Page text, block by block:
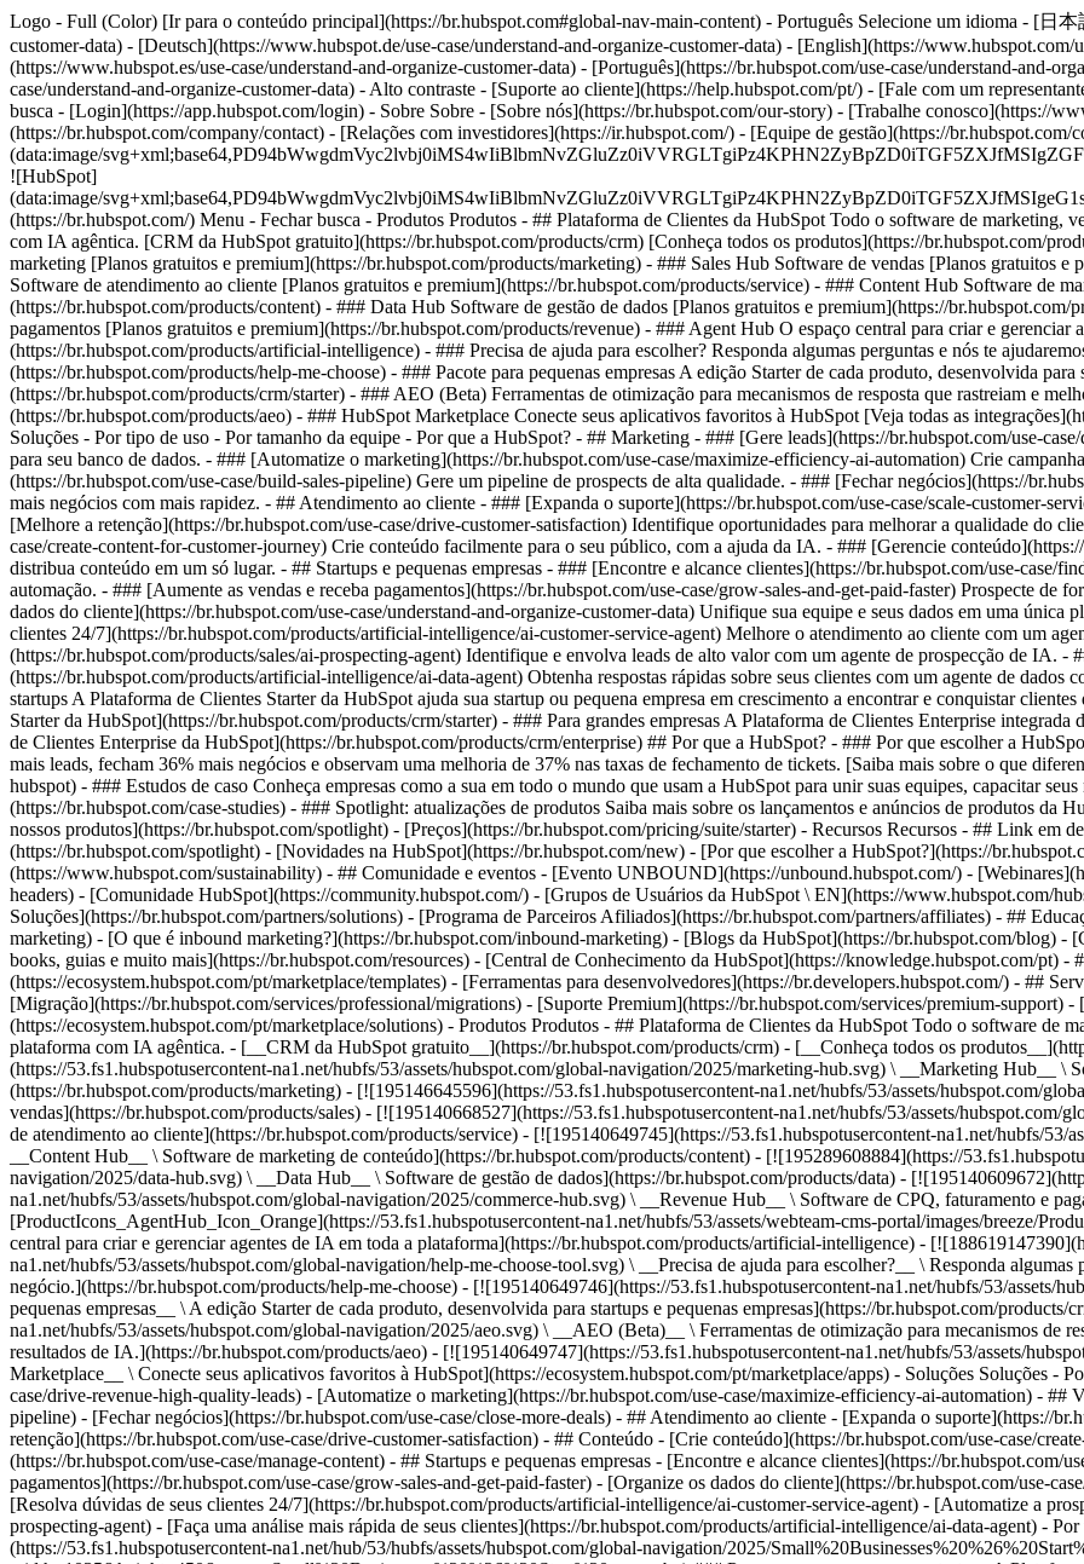
Logo - Full (Color) [Ir para o conteúdo principal](https://br.hubspot.com#global-nav-main-content) - Português Selecione um idioma - [日
customer-data) - [Deutsch](https://www.hubspot.de/use-case/understand-and-organize-customer-data) - [English](https://www.hubspot.com/
(https://www.hubspot.es/use-case/understand-and-organize-customer-data) - [Português](https://br.hubspot.com/use-case/understand-and-
case/understand-and-organize-customer-data) - Alto contraste - [Suporte ao cliente](https://help.hubspot.com/pt/) - [Fale com um
busca - [Login](https://app.hubspot.com/login) - Sobre Sobre - [Sobre nós](https://br.hubspot.com/our-story) - [Trabalhe conosco](https://
(https://br.hubspot.com/company/contact) - [Relações com investidores](https://ir.hubspot.com/) - [Equipe de gestão](https://
(data:image/
![HubSpot]
(data:image/
(https://br.hubspot.com/) Menu - Fechar busca - Produtos Produtos - ## Plataforma de Clientes da HubSpot Todo o software de marketing,
com IA agêntica. [CRM da HubSpot gratuito](https://br.hubspot.com/products/crm) [Conheça todos os produtos](https://br.hubspot.com/
marketing [Planos gratuitos e premium](https://br.hubspot.com/products/marketing) - ### Sales Hub Software de vendas [Planos gratuitos
Software de atendimento ao cliente [Planos gratuitos e premium](https://br.hubspot.com/products/service) - ### Content Hub Software de
(https://br.hubspot.com/products/content) - ### Data Hub Software de gestão de dados [Planos gratuitos e premium](https://
pagamentos [Planos gratuitos e premium](https://br.hubspot.com/products/revenue) - ### Agent Hub O espaço central para criar e gerenciar
(https://br.hubspot.com/products/artificial-intelligence) - ### Precisa de ajuda para escolher? Responda algumas perguntas e nós te
(https://br.hubspot.com/products/help-me-choose) - ### Pacote para pequenas empresas A edição Starter de cada produto, desenvolvida para
(https://br.hubspot.com/products/crm/starter) - ### AEO (Beta) Ferramentas de otimização para mecanismos de resposta que rastreiam e
(https://br.hubspot.com/products/aeo) - ### HubSpot Marketplace Conecte seus aplicativos favoritos à HubSpot [Veja todas as
Soluções - Por tipo de uso - Por tamanho da equipe - Por que a HubSpot? - ## Marketing - ### [Gere leads](https://br.hubspot.com/use-
para seu banco de dados. - ### [Automatize o marketing](https://br.hubspot.com/use-case/maximize-efficiency-ai-automation) Crie
(https://br.hubspot.com/use-case/build-sales-pipeline) Gere um pipeline de prospects de alta qualidade. - ### [Fechar negócios](https://
mais negócios com mais rapidez. - ## Atendimento ao cliente - ### [Expanda o suporte](https://br.hubspot.com/use-case/scale-customer-
[Melhore a retenção](https://br.hubspot.com/use-case/drive-customer-satisfaction) Identifique oportunidades para melhorar a qualidade do
case/create-content-for-customer-journey) Crie conteúdo facilmente para o seu público, com a ajuda da IA. - ### [Gerencie
distribua conteúdo em um só lugar. - ## Startups e pequenas empresas - ### [Encontre e alcance clientes](https://br.hubspot.com/use-case/
automação. - ### [Aumente as vendas e receba pagamentos](https://br.hubspot.com/use-case/grow-sales-and-get-paid-faster) Prospecte de
dados do cliente](https://br.hubspot.com/use-case/understand-and-organize-customer-data) Unifique sua equipe e seus dados em uma
clientes 24/7](https://br.hubspot.com/products/artificial-intelligence/ai-customer-service-agent) Melhore o atendimento ao cliente com um
(https://br.hubspot.com/products/sales/ai-prospecting-agent) Identifique e envolva leads de alto valor com um agente de prospecção de IA. -
(https://br.hubspot.com/products/artificial-intelligence/ai-data-agent) Obtenha respostas rápidas sobre seus clientes com um agente de dados
startups A Plataforma de Clientes Starter da HubSpot ajuda sua startup ou pequena empresa em crescimento a encontrar e conquistar
Starter da HubSpot](https://br.hubspot.com/products/crm/starter) - ### Para grandes empresas A Plataforma de Clientes Enterprise
de Clientes Enterprise da HubSpot](https://br.hubspot.com/products/crm/enterprise) ## Por que a HubSpot? - ### Por que escolher a
mais leads, fecham 36% mais negócios e observam uma melhoria de 37% nas taxas de fechamento de tickets. [Saiba mais sobre o que
hubspot) - ### Estudos de caso Conheça empresas como a sua em todo o mundo que usam a HubSpot para unir suas equipes, capacitar
(https://br.hubspot.com/case-studies) - ### Spotlight: atualizações de produtos Saiba mais sobre os lançamentos e anúncios de produtos da
nossos produtos](https://br.hubspot.com/spotlight) - [Preços](https://br.hubspot.com/pricing/suite/starter) - Recursos Recursos - ## Link em
(https://br.hubspot.com/spotlight) - [Novidades na HubSpot](https://br.hubspot.com/new) - [Por que escolher a HubSpot?](https://
(https://www.hubspot.com/sustainability) - ## Comunidade e eventos - [Evento UNBOUND](https://unbound.hubspot.com/) -
headers) - [Comunidade HubSpot](https://community.hubspot.com/) - [Grupos de Usuários da HubSpot \ EN](https://www.hubspot.com/
Soluções](https://br.hubspot.com/partners/solutions) - [Programa de Parceiros Afiliados](https://br.hubspot.com/partners/affiliates) - ##
marketing) - [O que é inbound marketing?](https://br.hubspot.com/inbound-marketing) - [Blogs da HubSpot](https://br.hubspot.com/blog) -
books, guias e muito mais](https://br.hubspot.com/resources) - [Central de Conhecimento da HubSpot](https://knowledge.hubspot.com/pt) -
(https://ecosystem.hubspot.com/pt/marketplace/templates) - [Ferramentas para desenvolvedores](https://br.developers.hubspot.com/) - ##
[Migração](https://br.hubspot.com/services/professional/migrations) - [Suporte Premium](https://br.hubspot.com/services/premium-support) -
(https://ecosystem.hubspot.com/pt/marketplace/solutions) - Produtos Produtos - ## Plataforma de Clientes da HubSpot Todo o software de marketing, vendas e atendimento ao cliente da HubSpot em uma única plataforma com IA agêntica. - [__CRM da HubSpot gratuito__](https://br.hubspot.com/products/crm) - [__Conheça todos os produtos__](https://br.hubspot.com/products/get-started) - [![195140668528](https://53.fs1.hubspotusercontent-na1.net/hubfs/53/assets/hubspot.com/global-navigation/2025/marketing-hub.svg) \ __Marketing Hub__ \ Software de automação de marketing](https://br.hubspot.com/products/marketing) - [![195146645596](https://53.fs1.hubspotusercontent-na1.net/hubfs/53/assets/hubspot.com/global-navigation/2025/sales-hub.svg) \ __Sales Hub__ \ Software de vendas](https://br.hubspot.com/products/sales) - [![195140668527](https://53.fs1.hubspotusercontent-na1.net/hubfs/53/assets/hubspot.com/global-navigation/2025/service-hub.svg) \ __Service Hub__ \ Software de atendimento ao cliente](https://br.hubspot.com/products/service) - [![195140649745](https://53.fs1.hubspotusercontent-na1.net/hubfs/53/assets/hubspot.com/global-navigation/2025/content-hub.svg) \ __Content Hub__ \ Software de marketing de conteúdo](https://br.hubspot.com/products/content) - [![195289608884](https://53.fs1.hubspotusercontent-na1.net/hubfs/53/assets/hubspot.com/global-navigation/2025/data-hub.svg) \ __Data Hub__ \ Software de gestão de dados](https://br.hubspot.com/products/data) - [![195140609672](https://53.fs1.hubspotusercontent-na1.net/hubfs/53/assets/hubspot.com/global-navigation/2025/commerce-hub.svg) \ __Revenue Hub__ \ Software de CPQ, faturamento e pagamentos](https://br.hubspot.com/products/revenue) - [![ProductIcons_AgentHub_Icon_Orange](https://53.fs1.hubspotusercontent-na1.net/hubfs/53/assets/webteam-cms-portal/images/breeze/ProductIcons_AgentHub_Icon_Orange.svg) \ __Agent Hub__ \ O espaço central para criar e gerenciar agentes de IA em toda a plataforma](https://br.hubspot.com/products/artificial-intelligence) - [![188619147390](https://53.fs1.hubspotusercontent-na1.net/hubfs/53/assets/hubspot.com/global-navigation/help-me-choose-tool.svg) \ __Precisa de ajuda para escolher?__ \ Responda algumas perguntas e nós te ajudaremos a achar os produtos ideais para o seu negócio.](https://br.hubspot.com/products/help-me-choose) - [![195140649746](https://53.fs1.hubspotusercontent-na1.net/hubfs/53/assets/hubspot.com/global-navigation/2025/small-business.svg) \ __Pacote para pequenas empresas__ \ A edição Starter de cada produto, desenvolvida para startups e pequenas empresas](https://br.hubspot.com/products/crm/starter) - [![210646671655](https://53.fs1.hubspotusercontent-na1.net/hubfs/53/assets/hubspot.com/global-navigation/2025/aeo.svg) \ __AEO (Beta)__ \ Ferramentas de otimização para mecanismos de resposta que rastreiam e melhoram a visibilidade da sua marca nos resultados de IA.](https://br.hubspot.com/products/aeo) - [![195140649747](https://53.fs1.hubspotusercontent-na1.net/hubfs/53/assets/hubspot.com/global-navigation/2025/app-marketplace.svg) \ __HubSpot Marketplace__ \ Conecte seus aplicativos favoritos à HubSpot](https://ecosystem.hubspot.com/pt/marketplace/apps) - Soluções Soluções - Por tipo de uso - ## Marketing - [Gere leads](https://br.hubspot.com/use-case/drive-revenue-high-quality-leads) - [Automatize o marketing](https://br.hubspot.com/use-case/maximize-efficiency-ai-automation) - ## Vendas - [Crie pipelines](https://br.hubspot.com/use-case/build-sales-pipeline) - [Fechar negócios](https://br.hubspot.com/use-case/close-more-deals) - ## Atendimento ao cliente - [Expanda o suporte](https://br.hubspot.com/use-case/scale-customer-service-support) - [Melhore a retenção](https://br.hubspot.com/use-case/drive-customer-satisfaction) - ## Conteúdo - [Crie conteúdo](https://br.hubspot.com/use-case/create-content-for-customer-journey) - [Gerencie conteúdo](https://br.hubspot.com/use-case/manage-content) - ## Startups e pequenas empresas - [Encontre e alcance clientes](https://br.hubspot.com/use-case/find-and-reach-customers) - [Aumente as vendas e receba pagamentos](https://br.hubspot.com/use-case/grow-sales-and-get-paid-faster) - [Organize os dados do cliente](https://br.hubspot.com/use-case/understand-and-organize-customer-data) - ## Inteligência artificial - [Resolva dúvidas de seus clientes 24/7](https://br.hubspot.com/products/artificial-intelligence/ai-customer-service-agent) - [Automatize a prospecção de vendas](https://br.hubspot.com/products/sales/ai-prospecting-agent) - [Faça uma análise mais rápida de seus clientes](https://br.hubspot.com/products/artificial-intelligence/ai-data-agent) - Por tamanho da equipe - ## Por tamanho da equipe - ![195309752641](https://53.fs1.hubspotusercontent-na1.net/hub/53/hubfs/assets/hubspot.com/global-navigation/2025/Small%20Businesses%20%26%20Start%20ups.webp?width=1035&height=450&name=Small%20Businesses%20%26%20Start%20ups.webp) ### Para pequenas